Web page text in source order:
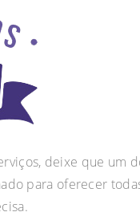
deixe que um
para oferecer